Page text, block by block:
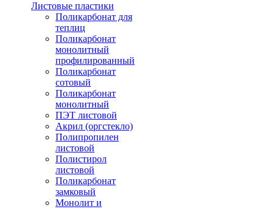
Листовые пластики
Поликарбонат для
теплиц
Поликарбонат
монолитный
профилированный
Поликарбонат
сотовый
Поликарбонат
монолитный
ПЭТ листовой
Акрил (оргстекло)
Полипропилен
листовой
Полистирол
листовой
Поликарбонат
замковый
Монолит и